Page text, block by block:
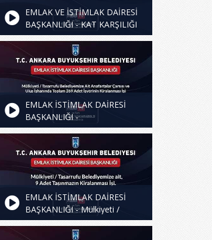
EMLAK VE İSTİMLAK DAİRESİ
BAŞKANLIĞI - KAT KARŞILIĞI
İNŞAAT YAPTIRILMASI İŞİ
EMLAK İSTİMLAK DAİRESİ
BAŞKANLIĞI -
Mülkiyeti/Tasarrufu
Belediyemize Ait Anafartalar
Çarsısı ve Ulus İşhanında
Toplam 269 Adet İşyerinin
Kiralanması İşi
EMLAK İSTİMLAK DAİRESİ
BAŞKANLIĞI - Mülkiyeti /
Tasarrufu Belediyemize Ait, 9
Adet Taşınmazın Kiralanması İşi